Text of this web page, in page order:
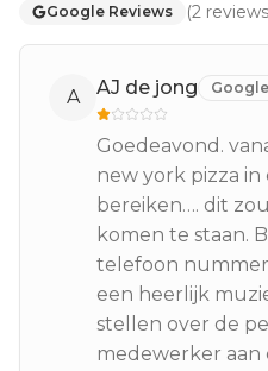
Google Reviews (2 reviews
A AJ de jong Google
Goedeavond.
new york pizza in
bereiken…. dit
komen te staan.
telefoon
een heerlijk
stellen over de
medewerker